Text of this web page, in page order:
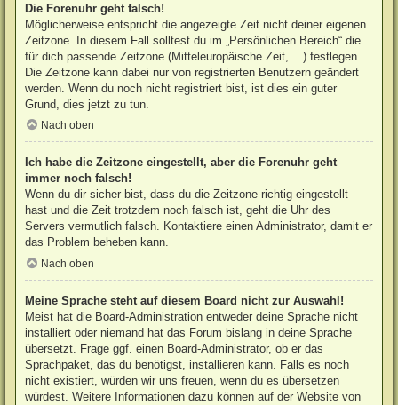
Die Forenuhr geht falsch!
Möglicherweise entspricht die angezeigte Zeit nicht deiner eigenen
Zeitzone. In diesem Fall solltest du im „Persönlichen Bereich“ die
für dich passende Zeitzone (Mitteleuropäische Zeit, ...) festlegen.
Die Zeitzone kann dabei nur von registrierten Benutzern geändert
werden. Wenn du noch nicht registriert bist, ist dies ein guter
Grund, dies jetzt zu tun.
Nach oben
Ich habe die Zeitzone eingestellt, aber die Forenuhr geht
immer noch falsch!
Wenn du dir sicher bist, dass du die Zeitzone richtig eingestellt
hast und die Zeit trotzdem noch falsch ist, geht die Uhr des
Servers vermutlich falsch. Kontaktiere einen Administrator, damit er
das Problem beheben kann.
Nach oben
Meine Sprache steht auf diesem Board nicht zur Auswahl!
Meist hat die Board-Administration entweder deine Sprache nicht
installiert oder niemand hat das Forum bislang in deine Sprache
übersetzt. Frage ggf. einen Board-Administrator, ob er das
Sprachpaket, das du benötigst, installieren kann. Falls es noch
nicht existiert, würden wir uns freuen, wenn du es übersetzen
würdest. Weitere Informationen dazu können auf der Website von